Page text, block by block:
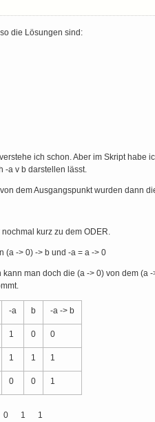
die Lösungen sind:
ich schon. Aber im Skript habe
-a v b darstellen lässt.
dem Ausgangspunkt wurden dann
nochmal kurz zu dem ODER.
(a -> 0) -> b und -a = a -> 0
kann man doch die (a -> 0) von dem (a
-a b -a -> b
1 0 0
1 1 1
0 0 1
1 1